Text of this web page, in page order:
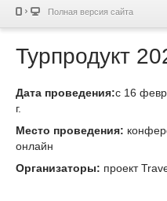
Полная версия сайта
Турпродукт
Дата проведения:с 16
г.
Место проведения:
онлайн
Организаторы: проект